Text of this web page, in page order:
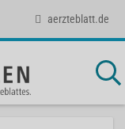
aerzteblatt.de